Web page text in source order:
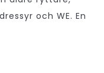
och WE. En